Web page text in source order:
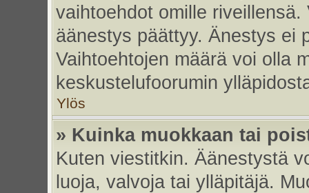
vaihtoehdot omille
äänestys päättyy. Änestys ei
Vaihtoehtojen määrä voi olla
keskustelufoorumin
Ylös
» Kuinka muokkaan tai
Kuten viestitkin. Äänestystä
luoja, valvoja tai ylläpitäjä.